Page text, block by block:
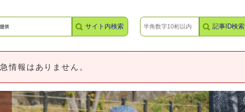
サイト内検索 記事ID検索
情報はありません。
からの紹介、お知らせ。